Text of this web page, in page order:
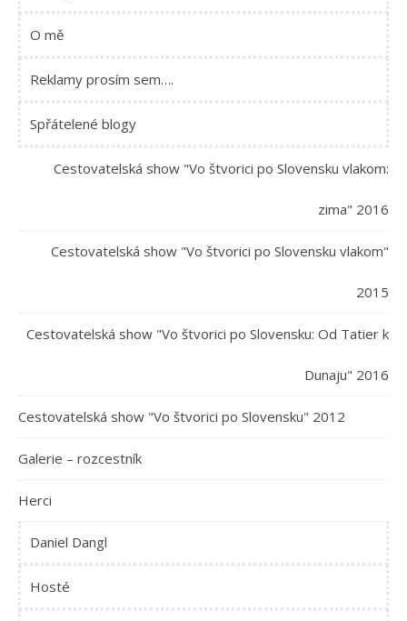
O mě
Reklamy prosím sem….
Spřátelené blogy
Cestovatelská show "Vo štvorici po Slovensku vlakom:
zima" 2016
Cestovatelská show "Vo štvorici po Slovensku vlakom"
2015
Cestovatelská show "Vo štvorici po Slovensku: Od Tatier k
Dunaju" 2016
Cestovatelská show "Vo štvorici po Slovensku" 2012
Galerie – rozcestník
Herci
Daniel Dangl
Hosté